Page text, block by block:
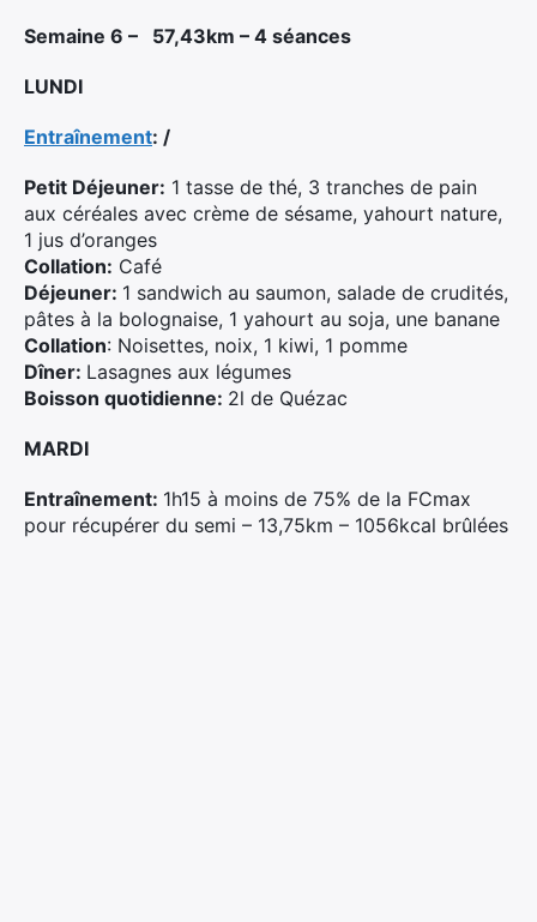
Semaine 6 – 57,43km – 4 séances
LUNDI
Entraînement: /
Petit Déjeuner: 1 tasse de thé, 3 tranches de pain
aux céréales avec crème de sésame, yahourt nature,
1 jus d’oranges
Collation: Café
Déjeuner: 1 sandwich au saumon, salade de crudités,
pâtes à la bolognaise, 1 yahourt au soja, une banane
Collation: Noisettes, noix, 1 kiwi, 1 pomme
Dîner: Lasagnes aux légumes
Boisson quotidienne: 2l de Quézac
MARDI
Entraînement: 1h15 à moins de 75% de la FCmax
pour récupérer du semi – 13,75km – 1056kcal brûlées